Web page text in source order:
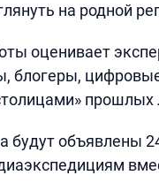
на родной
оценивает
блогеры,
прошлых
будут объявлены